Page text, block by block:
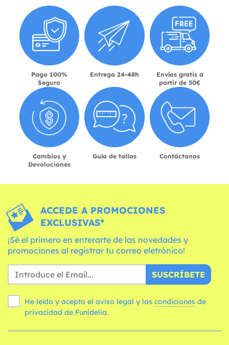
Pago 100%
Seguro
Entrega 24-48h
Envíos gratis a
partir de 50€
Cambios y
Devoluciones
Guía de tallas Contáctanos
ACCEDE A PROMOCIONES
EXCLUSIVAS*
¡Sé el primero en enterarte de las novedades y
promociones al registrar tu correo eletrónico!
SUSCRÍBETE
He leído y acepto el aviso legal y las condiciones
privacidad de Funidelia.